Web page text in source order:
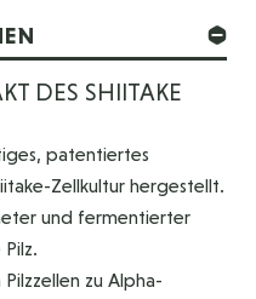
DES SHIITAKE
patentiertes
Zellkultur hergestellt.
und fermentierter
zu Alpha-